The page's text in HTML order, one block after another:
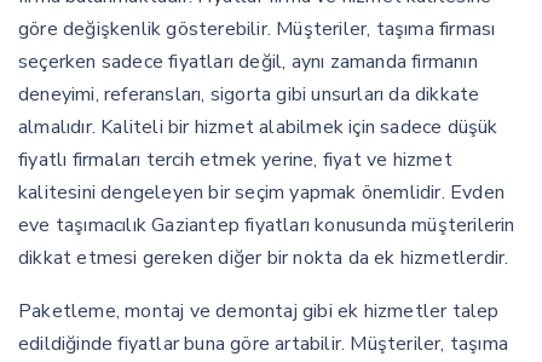
göre değişkenlik gösterebilir. Müşteriler, taşıma firması
seçerken sadece fiyatları değil, aynı zamanda firmanın
deneyimi, referansları, sigorta gibi unsurları da dikkate
almalıdır. Kaliteli bir hizmet alabilmek için sadece düşük
fiyatlı firmaları tercih etmek yerine, fiyat ve hizmet
kalitesini dengeleyen bir seçim yapmak önemlidir. Evden
eve taşımacılık Gaziantep fiyatları konusunda müşterilerin
dikkat etmesi gereken diğer bir nokta da ek hizmetlerdir.
Paketleme, montaj ve demontaj gibi ek hizmetler talep
edildiğinde fiyatlar buna göre artabilir. Müşteriler, taşıma